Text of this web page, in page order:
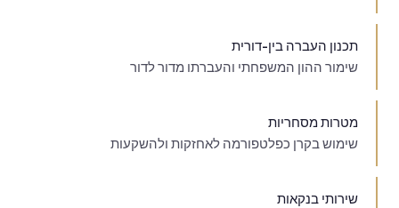
תכנון העברה בין-דורית
שימור ההון המשפחתי והעברתו מדור לדור
מטרות מסחריות
שימוש בקרן כפלטפורמה לאחזקות ולהשקעות
שירותי בנקאות